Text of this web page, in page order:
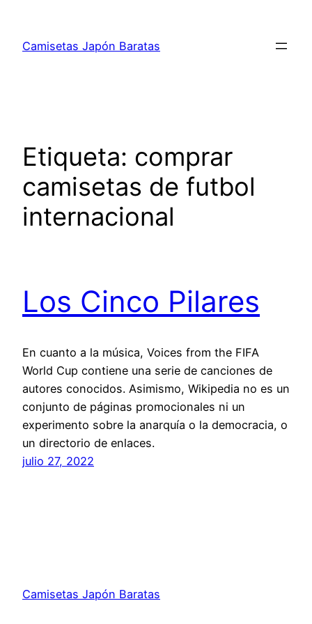
contenido
Camisetas Japón Baratas
Etiqueta: comprar
camisetas de futbol
internacional
Los Cinco Pilares
En cuanto a la música, Voices from the FIFA
World Cup contiene una serie de canciones de
autores conocidos. Asimismo, Wikipedia no es un
conjunto de páginas promocionales ni un
experimento sobre la anarquía o la democracia, o
un directorio de enlaces.
julio 27, 2022
Camisetas Japón Baratas